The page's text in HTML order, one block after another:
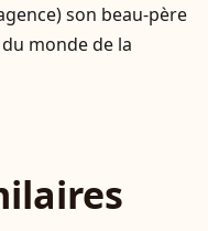
son beau-père
monde de la